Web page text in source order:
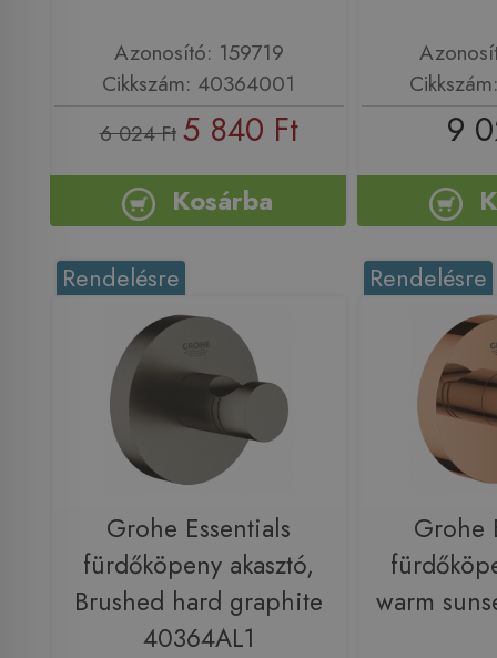
Azonosító: 159719
Cikkszám: 40364001
6 024 Ft 5 840 Ft
Kosárba
9
Rendelésre
Grohe Essentials
fürdőköpeny akasztó,
Brushed hard graphite
40364AL1
Rendelésre
Grohe
warm